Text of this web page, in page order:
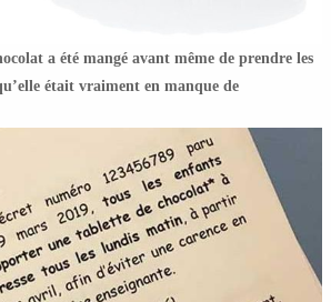
a été mangé avant même de prendre les
était vraiment en manque de